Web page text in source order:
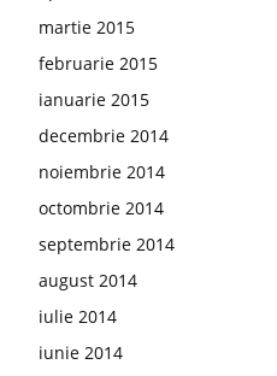
martie 2015
februarie 2015
ianuarie 2015
decembrie 2014
noiembrie 2014
octombrie 2014
septembrie 2014
august 2014
iulie 2014
iunie 2014